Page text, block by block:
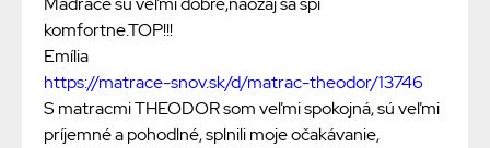
komfortne.TOP!!!
Emília
https://matrace-snov.sk/d/matrac-theodor/13746
S matracmi THEODOR som veľmi spokojná, sú veľmi
príjemné a pohodlné, splnili moje očakávanie,